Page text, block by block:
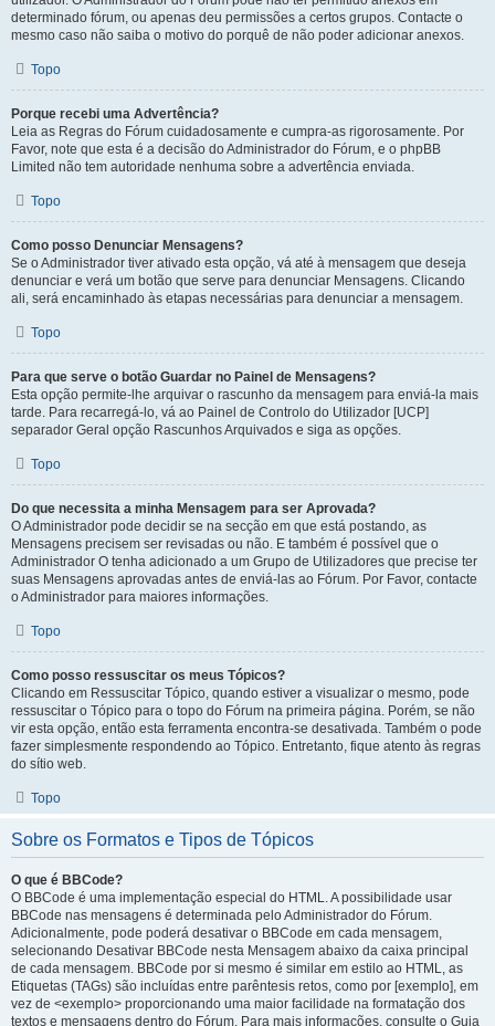
determinado fórum, ou apenas deu permissões a certos grupos. Contacte o
mesmo caso não saiba o motivo do porquê de não poder adicionar anexos.
Topo
Porque recebi uma Advertência?
Leia as Regras do Fórum cuidadosamente e cumpra-as rigorosamente. Por
Favor, note que esta é a decisão do Administrador do Fórum, e o phpBB
Limited não tem autoridade nenhuma sobre a advertência enviada.
Topo
Como posso Denunciar Mensagens?
Se o Administrador tiver ativado esta opção, vá até à mensagem que deseja
denunciar e verá um botão que serve para denunciar Mensagens. Clicando
ali, será encaminhado às etapas necessárias para denunciar a mensagem.
Topo
Para que serve o botão Guardar no Painel de Mensagens?
Esta opção permite-lhe arquivar o rascunho da mensagem para enviá-la mais
tarde. Para recarregá-lo, vá ao Painel de Controlo do Utilizador [UCP]
separador Geral opção Rascunhos Arquivados e siga as opções.
Topo
Do que necessita a minha Mensagem para ser Aprovada?
O Administrador pode decidir se na secção em que está postando, as
Mensagens precisem ser revisadas ou não. E também é possível que o
Administrador O tenha adicionado a um Grupo de Utilizadores que precise ter
suas Mensagens aprovadas antes de enviá-las ao Fórum. Por Favor, contacte
o Administrador para maiores informações.
Topo
Como posso ressuscitar os meus Tópicos?
Clicando em Ressuscitar Tópico, quando estiver a visualizar o mesmo, pode
ressuscitar o Tópico para o topo do Fórum na primeira página. Porém, se não
vir esta opção, então esta ferramenta encontra-se desativada. Também o pode
fazer simplesmente respondendo ao Tópico. Entretanto, fique atento às regras
do sítio web.
Topo
Sobre os Formatos e Tipos de Tópicos
O que é BBCode?
O BBCode é uma implementação especial do HTML. A possibilidade usar
BBCode nas mensagens é determinada pelo Administrador do Fórum.
Adicionalmente, pode poderá desativar o BBCode em cada mensagem,
selecionando Desativar BBCode nesta Mensagem abaixo da caixa principal
de cada mensagem. BBCode por si mesmo é similar em estilo ao HTML, as
Etiquetas (TAGs) são incluídas entre parêntesis retos, como por [exemplo], em
vez de <exemplo> proporcionando uma maior facilidade na formatação dos
textos e mensagens dentro do Fórum. Para mais informações, consulte o Guia